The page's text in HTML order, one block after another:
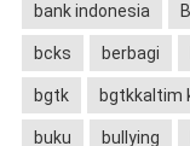
bank indonesia
bcks berbagi
bgtk bgtkkaltim
buku bullying